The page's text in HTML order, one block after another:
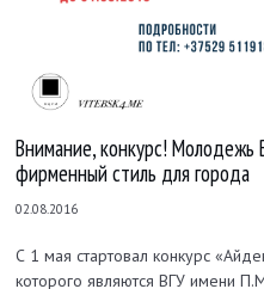
Внимание, конкурс! Молодежь
фирменный стиль для города
02.08.2016
С 1 мая стартовал конкурс
которого являются ВГУ имени